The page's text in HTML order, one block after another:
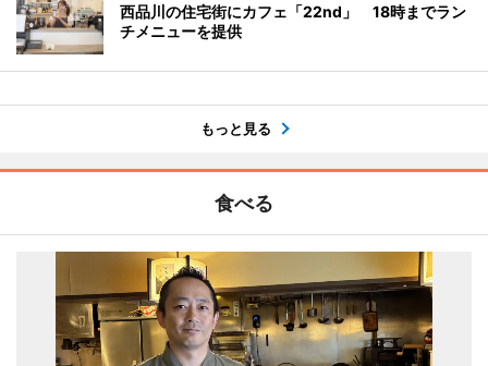
西品川の住宅街にカフェ「22nd」 18時までラン
チメニューを提供
もっと見る
食べる